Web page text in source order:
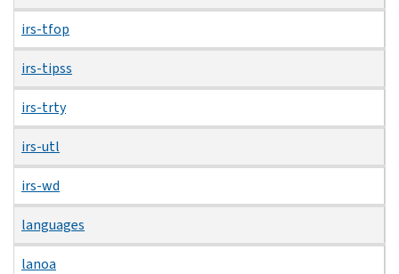
irs-tfop
irs-tipss
irs-trty
irs-utl
irs-wd
languages
lanoa